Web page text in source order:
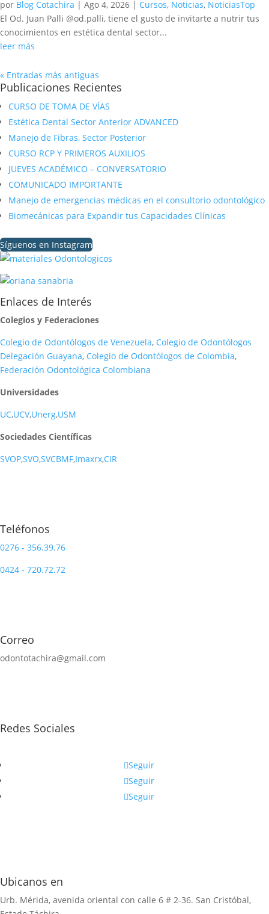
por Blog Cotachira | Ago 4, 2026 | Cursos, Noticias, NoticiasTop
El Od. Juan Palli @od.palli, tiene el gusto de invitarte a nutrir tus
conocimientos en estética dental sector...
leer más
« Entradas más antiguas
Publicaciones Recientes
CURSO DE TOMA DE VÍAS
Estética Dental Sector Anterior ADVANCED
Manejo de Fibras, Sector Posterior
CURSO RCP Y PRIMEROS AUXILIOS
JUEVES ACADÉMICO – CONVERSATORIO
COMUNICADO IMPORTANTE
Manejo de emergencias médicas en el consultorio odontológico
Biomecánicas para Expandir tus Capacidades Clínicas
Síguenos en Instagram
Enlaces de Interés
Colegios y Federaciones
Colegio de Odontólogos de Venezuela, Colegio de Odontólogos
Delegación Guayana, Colegio de Odontólogos de Colombia,
Federación Odontológica Colombiana
Universidades
UC,UCV,Unerg,USM
Sociedades Científicas
SVOP,SVO,SVCBMF,Imaxrx,CIR
Teléfonos
0276 - 356.39.76
0424 - 720.72.72
Correo
odontotachira@gmail.com
Redes Sociales
Seguir
Seguir
Seguir
Ubicanos en
Urb. Mérida, avenida oriental con calle 6 # 2-36. San Cristóbal,